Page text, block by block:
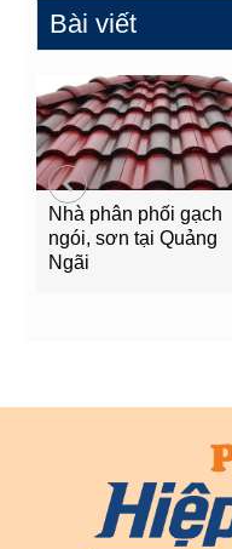
Bài viết
Nhà phân phối gạch
ngói, sơn tại Quảng
Ngãi